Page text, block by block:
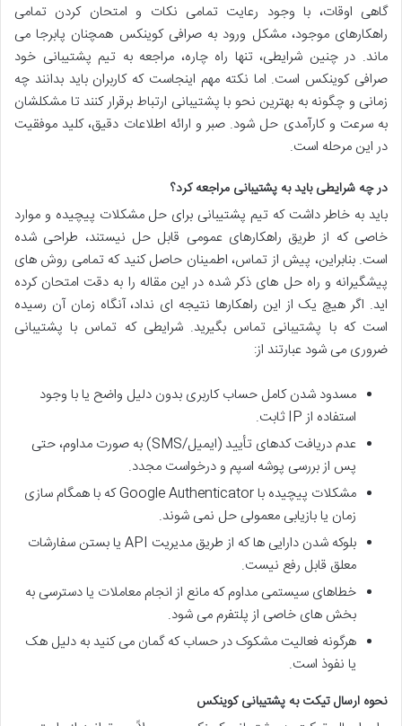
گاهی اوقات، با وجود رعایت تمامی نکات و امتحان کردن تمامی
راهکارهای موجود، مشکل ورود به صرافی کوینکس همچنان پابرجا می
ماند. در چنین شرایطی، تنها راه چاره، مراجعه به تیم پشتیبانی خود
صرافی کوینکس است. اما نکته مهم اینجاست که کاربران باید بدانند چه
زمانی و چگونه به بهترین نحو با پشتیبانی ارتباط برقرار کنند تا مشکلشان
به سرعت و کارآمدی حل شود. صبر و ارائه اطلاعات دقیق، کلید موفقیت
در این مرحله است.
در چه شرایطی باید به پشتیبانی مراجعه کرد؟
باید به خاطر داشت که تیم پشتیبانی برای حل مشکلات پیچیده و موارد
خاصی که از طریق راهکارهای عمومی قابل حل نیستند، طراحی شده
است. بنابراین، پیش از تماس، اطمینان حاصل کنید که تمامی روش های
پیشگیرانه و راه حل های ذکر شده در این مقاله را به دقت امتحان کرده
اید. اگر هیچ یک از این راهکارها نتیجه ای نداد، آنگاه زمان آن رسیده
است که با پشتیبانی تماس بگیرید. شرایطی که تماس با پشتیبانی
ضروری می شود عبارتند از:
مسدود شدن کامل حساب کاربری بدون دلیل واضح یا با وجود
استفاده از IP ثابت.
عدم دریافت کدهای تأیید (ایمیل/SMS) به صورت مداوم، حتی
پس از بررسی پوشه اسپم و درخواست مجدد.
مشکلات پیچیده با Google Authenticator که با همگام سازی
زمان یا بازیابی معمولی حل نمی شوند.
بلوکه شدن دارایی ها که از طریق مدیریت API یا بستن سفارشات
معلق قابل رفع نیست.
خطاهای سیستمی مداوم که مانع از انجام معاملات یا دسترسی به
بخش های خاصی از پلتفرم می شود.
هرگونه فعالیت مشکوک در حساب که گمان می کنید به دلیل هک
یا نفوذ است.
نحوه ارسال تیکت به پشتیبانی کوینکس